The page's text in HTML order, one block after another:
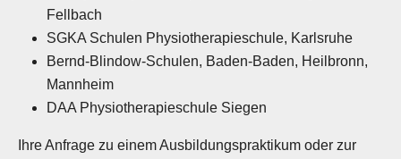
Fellbach
SGKA Schulen Physiotherapieschule, Karlsruhe
Bernd-Blindow-Schulen, Baden-Baden, Heilbronn,
Mannheim
DAA Physiotherapieschule Siegen
Ihre Anfrage zu einem Ausbildungspraktikum oder zur